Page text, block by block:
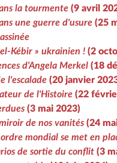
la tourmente (9 avril
une guerre d'usure (25
Kébir » ukrainien ! (2
d'Angela Merkel (18
l'escalade (20 janvier
de l'Histoire (22
(3 mai 2023)
de nos vanités (24
mondial se met en
de sortie du conflit (3